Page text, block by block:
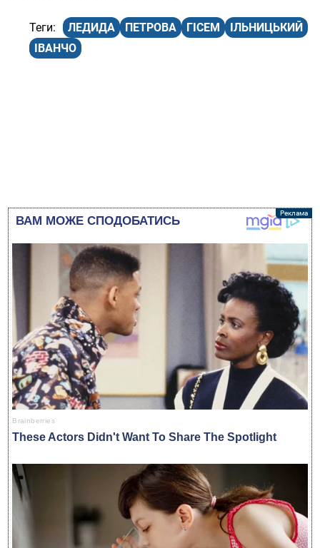
ЛЕДИДА ПЕТРОВА ГІСЕМ
ІЛЬНИЦЬКИЙ
ІВАНЧО